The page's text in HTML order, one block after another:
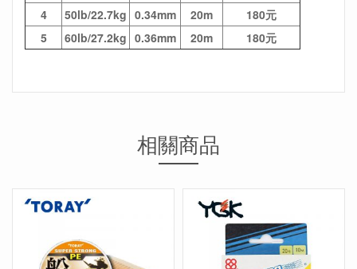
4
50lb/22.7kg 0.34mm 20m
180元
5
60lb/27.2kg 0.36mm 20m 180元
相關商品